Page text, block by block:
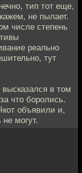
тип тот еще,
не пылает.
числе степень
реально
тут
в том
что боролись.
объявили и,
могут.